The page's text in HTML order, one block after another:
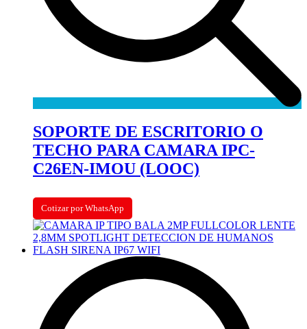
SOPORTE DE ESCRITORIO O
TECHO PARA CAMARA IPC-
C26EN-IMOU (LOOC)
Cotizar por WhatsApp